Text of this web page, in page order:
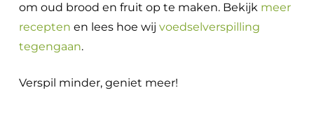
om oud brood en fruit op te maken. Bekijk meer
recepten en lees hoe wij voedselverspilling
tegengaan.
Verspil minder, geniet meer!